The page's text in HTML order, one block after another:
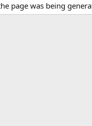
page was being